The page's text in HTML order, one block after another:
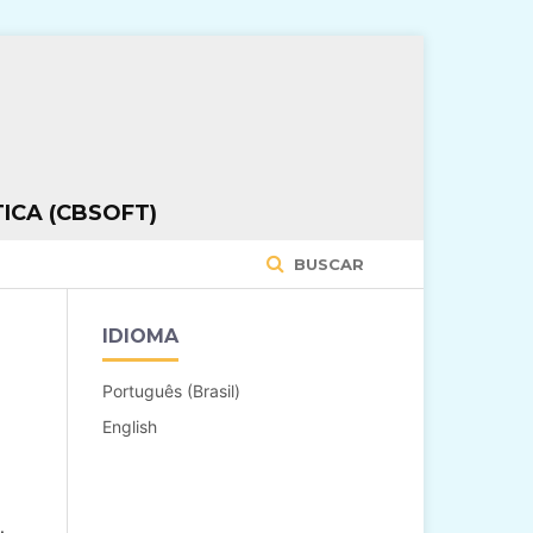
(CBSOFT)
BUSCAR
IDIOMA
Português (Brasil)
English